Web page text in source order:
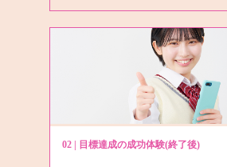
02 | 目標達成の成功体験(終了後)